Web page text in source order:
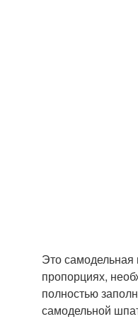
Это самодельная
пропорциях,
полностью
самодельной